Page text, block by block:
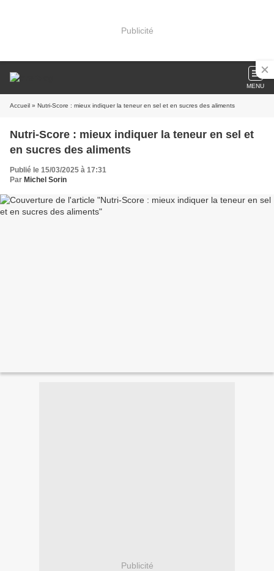
Publicité
MENU
Accueil » Nutri-Score : mieux indiquer la teneur en sel et en sucres des aliments
Nutri-Score : mieux indiquer la teneur en sel et
en sucres des aliments
Publié le 15/03/2025 à 17:31
Par Michel Sorin
Publicité